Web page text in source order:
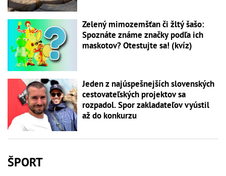
Zelený mimozemšťan či žltý šašo:
Spoznáte známe značky podľa ich
maskotov? Otestujte sa! (kvíz)
Jeden z najúspešnejších slovenských
cestovateľských projektov sa
rozpadol. Spor zakladateľov vyústil
až do konkurzu
ŠPORT